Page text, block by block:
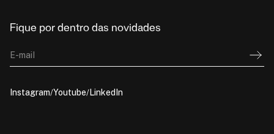
Fique por dentro das novidades
E-mail
Instagram Youtube LinkedIn